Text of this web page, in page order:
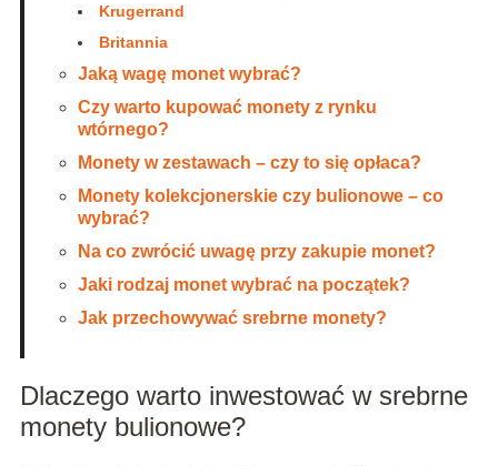
Krugerrand
Britannia
Jaką wagę monet wybrać?
Czy warto kupować monety z rynku
wtórnego?
Monety w zestawach – czy to się opłaca?
Monety kolekcjonerskie czy bulionowe – co
wybrać?
Na co zwrócić uwagę przy zakupie monet?
Jaki rodzaj monet wybrać na początek?
Jak przechowywać srebrne monety?
Dlaczego warto inwestować w srebrne
monety bulionowe?